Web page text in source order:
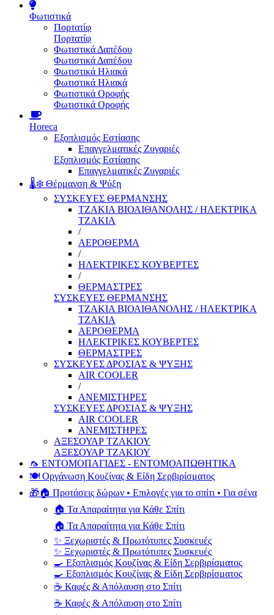
Φωτιστικά
Πορτατίφ
Πορτατίφ
Φωτιστικά Δαπέδου
Φωτιστικά Δαπέδου
Φωτιστικά Ηλιακά
Φωτιστικά Ηλιακά
Φωτιστικά Οροφής
Φωτιστικά Οροφής
Horeca
Εξοπλισμός Εστίασης
Επαγγελματικές Ζυγαριές
Εξοπλισμός Εστίασης
Επαγγελματικές Ζυγαριές
🌡️❄️ Θέρμανση & Ψύξη
ΣΥΣΚΕΥΕΣ ΘΕΡΜΑΝΣΗΣ
ΤΖΑΚΙΑ ΒΙΟΑΙΘΑΝΟΛΗΣ / ΗΛΕΚΤΡΙΚΑ
ΤΖΑΚΙΑ
/
ΑΕΡΟΘΕΡΜΑ
/
ΗΛΕΚΤΡΙΚΕΣ ΚΟΥΒΕΡΤΕΣ
/
ΘΕΡΜΑΣΤΡΕΣ
ΣΥΣΚΕΥΕΣ ΘΕΡΜΑΝΣΗΣ
ΤΖΑΚΙΑ ΒΙΟΑΙΘΑΝΟΛΗΣ / ΗΛΕΚΤΡΙΚΑ
ΤΖΑΚΙΑ
ΑΕΡΟΘΕΡΜΑ
ΗΛΕΚΤΡΙΚΕΣ ΚΟΥΒΕΡΤΕΣ
ΘΕΡΜΑΣΤΡΕΣ
ΣΥΣΚΕΥΕΣ ΔΡΟΣΙΑΣ & ΨΥΞΗΣ
AIR COOLER
/
ΑΝΕΜΙΣΤΗΡΕΣ
ΣΥΣΚΕΥΕΣ ΔΡΟΣΙΑΣ & ΨΥΞΗΣ
AIR COOLER
ΑΝΕΜΙΣΤΗΡΕΣ
ΑΞΕΣΟΥΑΡ ΤΖΑΚΙΟΥ
ΑΞΕΣΟΥΑΡ ΤΖΑΚΙΟΥ
🦟 ΕΝΤΟΜΟΠΑΓΙΔΕΣ - ΕΝΤΟΜΟΑΠΩΘΗΤΙΚΑ
🍽️ Οργάνωση Κουζίνας & Είδη Σερβιρίσματος
🎁🏠 Προτάσεις δώρων • Επιλογές για το σπίτι • Για σένα
🏠 Τα Απαραίτητα για Κάθε Σπίτι
🏠 Τα Απαραίτητα για Κάθε Σπίτι
✨ Ξεχωριστές & Πρωτότυπες Συσκευές
✨ Ξεχωριστές & Πρωτότυπες Συσκευές
🍳 Εξοπλισμός Κουζίνας & Είδη Σερβιρίσματος
🍳 Εξοπλισμός Κουζίνας & Είδη Σερβιρίσματος
☕ Καφές & Απόλαυση στο Σπίτι
☕ Καφές & Απόλαυση στο Σπίτι